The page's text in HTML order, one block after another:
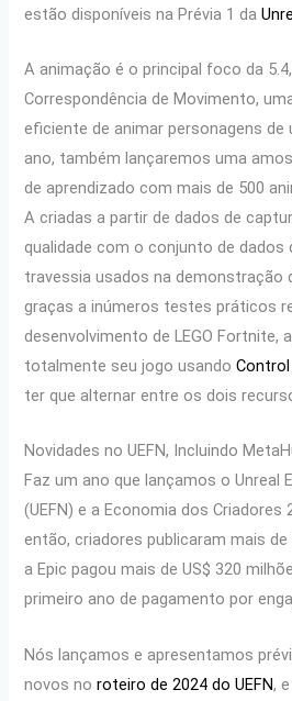
estão disponíveis na Prévia 1 da
A animação é o principal foco da
Correspondência de Movimento,
eficiente de animar personagens de
ano, também lançaremos uma
de aprendizado com mais de 500
A criadas a partir de dados de
qualidade com o conjunto de dados
travessia usados na demonstração
graças a inúmeros testes práticos
desenvolvimento de LEGO Fortnite,
totalmente seu jogo usandoControl
ter que alternar entre os dois
Novidades no UEFN, Incluindo
Faz um ano que lançamos o Unreal
(UEFN) e a Economia dos Criadores
então, criadores publicaram mais de
a Epic pagou mais de US$ 320
primeiro ano de pagamento por
Nós lançamos e apresentamos
novos noroteiro de 2024 do UEFN,